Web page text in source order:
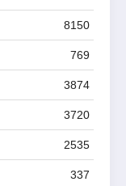
8150
769
3874
3720
2535
337